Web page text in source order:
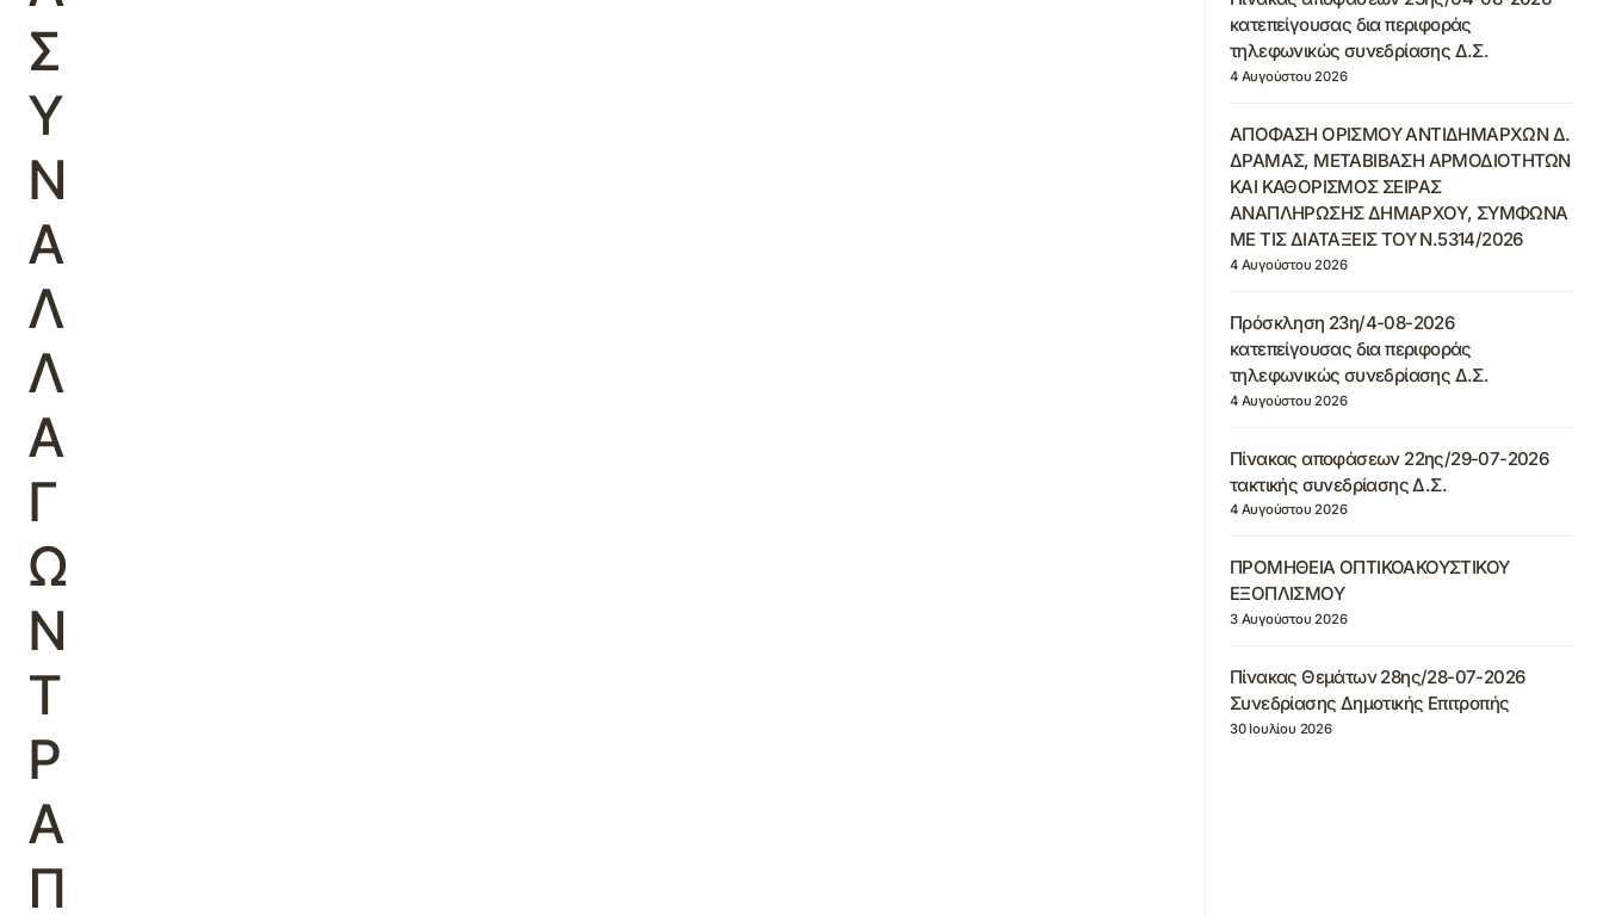
Σ
Υ
Ν
Α
Λ
Λ
Α
Γ
Ω
Ν
Τ
Ρ
Α
Π
κατεπείγουσας δια περιφοράς
τηλεφωνικώς συνεδρίασης Δ.Σ.
4 Αυγούστου 2026
ΑΠΟΦΑΣΗ ΟΡΙΣΜΟΥ ΑΝΤΙΔΗΜΑΡΧΩΝ Δ.
ΔΡΑΜΑΣ, ΜΕΤΑΒΙΒΑΣΗ ΑΡΜΟΔΙΟΤΗΤΩΝ
ΚΑΙ ΚΑΘΟΡΙΣΜΟΣ ΣΕΙΡΑΣ
ΑΝΑΠΛΗΡΩΣΗΣ ΔΗΜΑΡΧΟΥ, ΣΥΜΦΩΝΑ
ΜΕ ΤΙΣ ΔΙΑΤΑΞΕΙΣ ΤΟΥ Ν.5314/2026
4 Αυγούστου 2026
Πρόσκληση 23η/4-08-2026
κατεπείγουσας δια περιφοράς
τηλεφωνικώς συνεδρίασης Δ.Σ.
4 Αυγούστου 2026
Πίνακας αποφάσεων 22ης/29-07-2026
τακτικής συνεδρίασης Δ.Σ.
4 Αυγούστου 2026
ΠΡΟΜΗΘΕΙΑ ΟΠΤΙΚΟΑΚΟΥΣΤΙΚΟΥ
ΕΞΟΠΛΙΣΜΟΥ
3 Αυγούστου 2026
Πίνακας Θεμάτων 28ης/28-07-2026
Συνεδρίασης Δημοτικής Επιτροπής
30 Ιουλίου 2026